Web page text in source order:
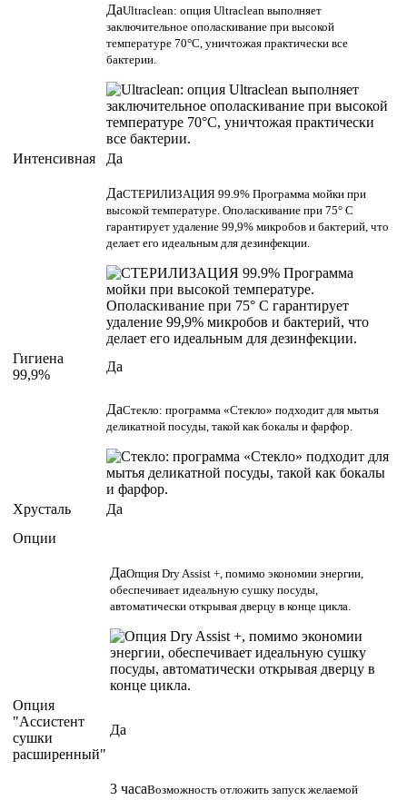
ДаUltraclean: опция Ultraclean выполняет
заключительное ополаскивание при высокой
температуре 70°C, уничтожая практически все
бактерии.
Интенсивная Да
ДаСТЕРИЛИЗАЦИЯ 99.9% Программа мойки при
высокой температуре. Ополаскивание при 75° С
гарантирует удаление 99,9% микробов и бактерий, что
делает его идеальным для дезинфекции.
Гигиена
99,9%
Да
ДаСтекло: программа «Стекло» подходит для мытья
деликатной посуды, такой как бокалы и фарфор.
Хрусталь
Да
Опции
ДаОпция Dry Assist +, помимо экономии энергии,
обеспечивает идеальную сушку посуды,
автоматически открывая дверцу в конце цикла.
Опция
"Ассистент
сушки
расширенный"
Да
3 часаВозможность отложить запуск желаемой